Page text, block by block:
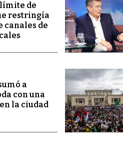
de
restringía
canales de
a
con una
la ciudad